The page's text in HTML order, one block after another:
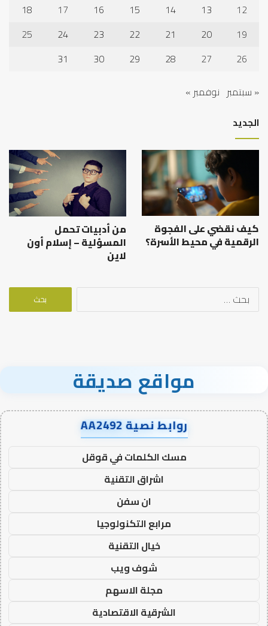
12
13
14
15
16
17
18
19
20
21
22
23
24
25
26
27
28
29
30
31
« سبتمبر نوفمبر »
الجديد
كيف نقضي على الفجوة
الرقمية في محيط الأسرة؟
من أدبيات تحمل
المسؤلية – إسلام أون
لاين
البحث
مواقع صديقة
روابط نصية AA2492
مسك الكلمات في قوقل
اشراق التقنية
ان سفن
مرابع التكنولوجيا
خيال التقنية
شوف ويب
مجلة الاسهم
الشرقية الاقتصادية